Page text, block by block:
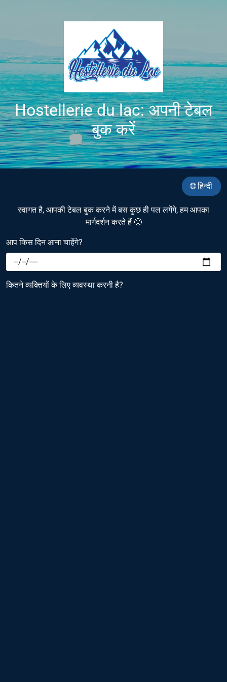
Hostellerie du lac: अपनी टेबल
बुक करें
🌐 हिन्दी
स्वागत है, आपकी टेबल बुक करने में बस कुछ ही पल लगेंगे, हम आपका
मार्गदर्शन करते हैं 🙂
आप किस दिन आना चाहेंगे?
कितने व्यक्तियों के लिए व्यवस्था करनी है?